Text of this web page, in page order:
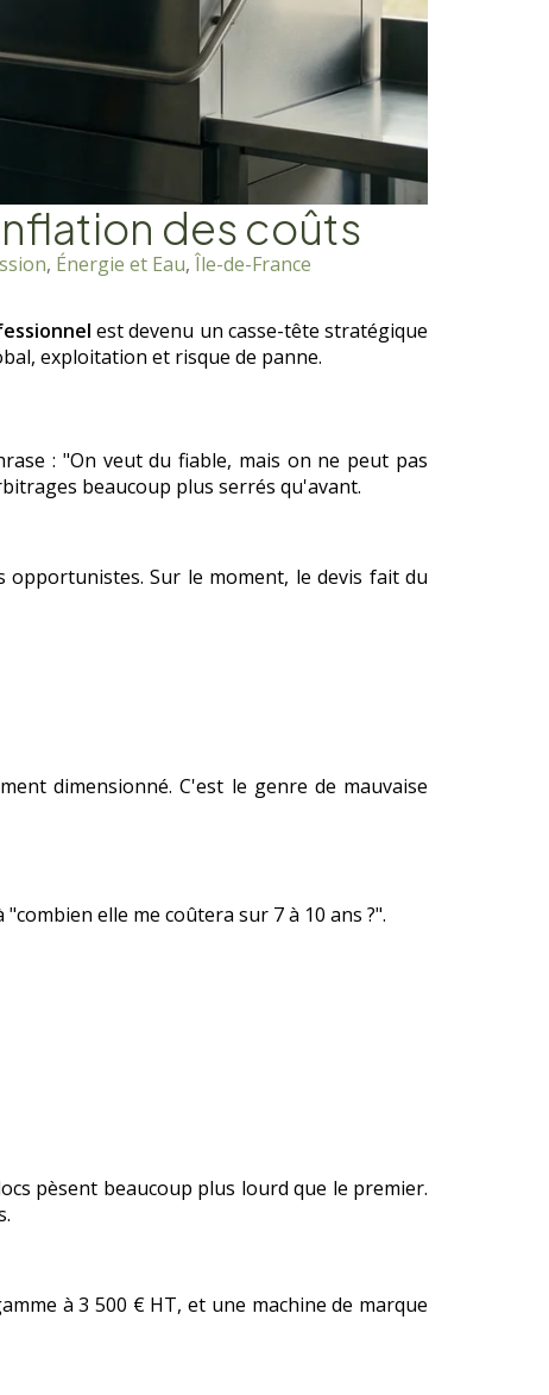
des coûts
, Énergie et Eau, Île-de-France
est devenu un casse-tête stratégique
exploitation et risque de panne.
: "On veut du fiable, mais on ne peut pas
beaucoup plus serrés qu'avant.
opportunistes. Sur le moment, le devis fait du
dimensionné. C'est le genre de mauvaise
elle me coûtera sur 7 à 10 ans ?".
pèsent beaucoup plus lourd que le premier.
à 3 500 € HT, et une machine de marque